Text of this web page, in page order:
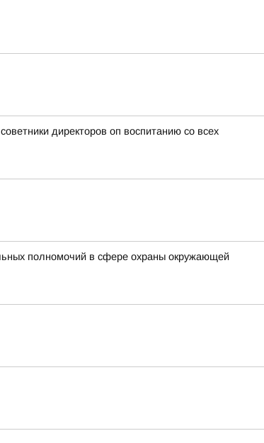
директоров оп воспитанию со всех
полномочий в сфере охраны окружающей